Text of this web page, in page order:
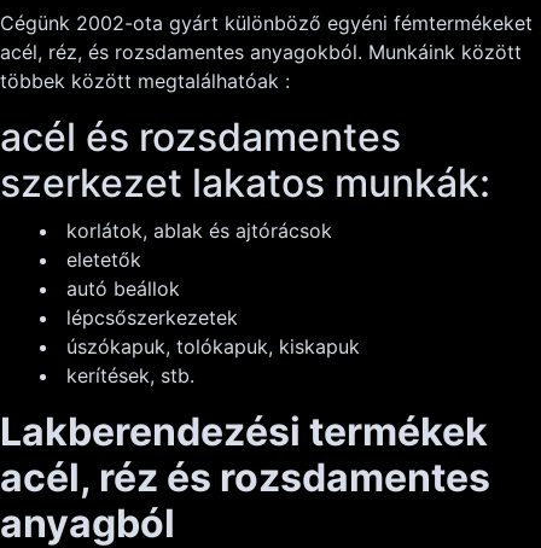
Cégünk 2002-ota gyárt különböző egyéni fémtermékeket
acél, réz, és rozsdamentes anyagokból. Munkáink között
többek között megtalálhatóak :
acél és rozsdamentes
szerkezet lakatos munkák:
korlátok, ablak és ajtórácsok
eletetők
autó beállok
lépcsőszerkezetek
úszókapuk, tolókapuk, kiskapuk
kerítések, stb.
Lakberendezési termékek
acél, réz és rozsdamentes
anyagból